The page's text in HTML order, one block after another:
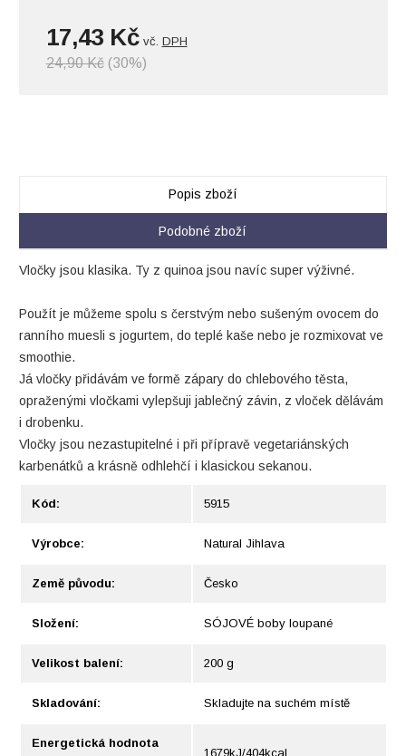
17,43 Kčvč. DPH
24,90 Kč(30%)
Popis zboží
Podobné zboží
Vločky jsou klasika. Ty z quinoa jsou navíc super výživné.
Použít je můžeme spolu s čerstvým nebo sušeným ovocem do
ranního muesli s jogurtem, do teplé kaše nebo je rozmixovat ve
smoothie.
Já vločky přidávám ve formě zápary do chlebového těsta,
opraženými vločkami vylepšuji jablečný závin, z vloček dělávám
i drobenku.
Vločky jsou nezastupitelné i při přípravě vegetariánských
karbenátků a krásně odhlehčí i klasickou sekanou.
Kód: 5915
Výrobce: Natural Jihlava
Země původu: Česko
Složení: SÓJOVÉ boby loupané
Velikost balení: 200 g
Skladování: Skladujte na suchém místě
Energetická hodnota
1679kJ/404kcal